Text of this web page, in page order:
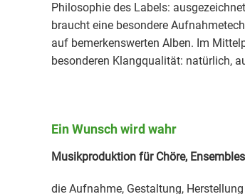
Philosophie des Labels:
braucht eine besondere
auf bemerkenswerten Alben. Im
besonderen Klangqualität: natürlich,
Ein Wunsch wird wahr
Musikproduktion für Chöre,
die Aufnahme, Gestaltung,